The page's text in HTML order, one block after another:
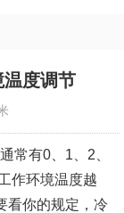
度调节
常有0、1、2、
作环境温度越
看你的规定，冷